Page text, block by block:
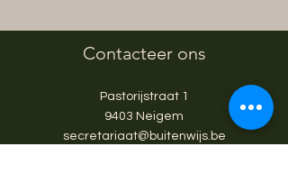
Contacteer ons
Pastorijstraat 1
9403 Neigem
secretariaat@buitenwijs.be